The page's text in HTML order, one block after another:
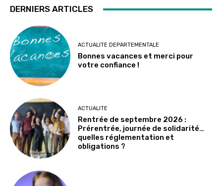
DERNIERS ARTICLES
ACTUALITE DEPARTEMENTALE
Bonnes vacances et merci pour
votre confiance !
ACTUALITE
Rentrée de septembre 2026 :
Prérentrée, journée de solidarité…
quelles réglementation et
obligations ?